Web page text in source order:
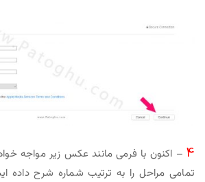
4 – اکنون با فرمی مانند عکس زیر مواجه
تمامی مراحل را به ترتیب شماره شرح داده